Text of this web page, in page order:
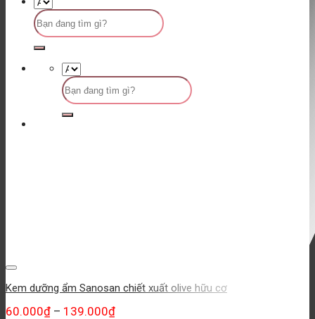
Tìm
kiếm:
Tìm
kiếm:
Kem dưỡng ẩm Sanosan chiết xuất olive hữu cơ
60.000₫ – 139.000₫